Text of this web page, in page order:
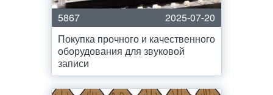
5867
2025-07-20
Покупка прочного и качественного
оборудования для звуковой
записи